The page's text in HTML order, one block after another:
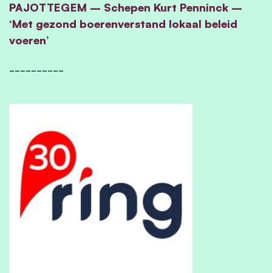
PAJOTTEGEM – Schepen Kurt Penninck –
‘Met gezond boerenverstand lokaal beleid
voeren’